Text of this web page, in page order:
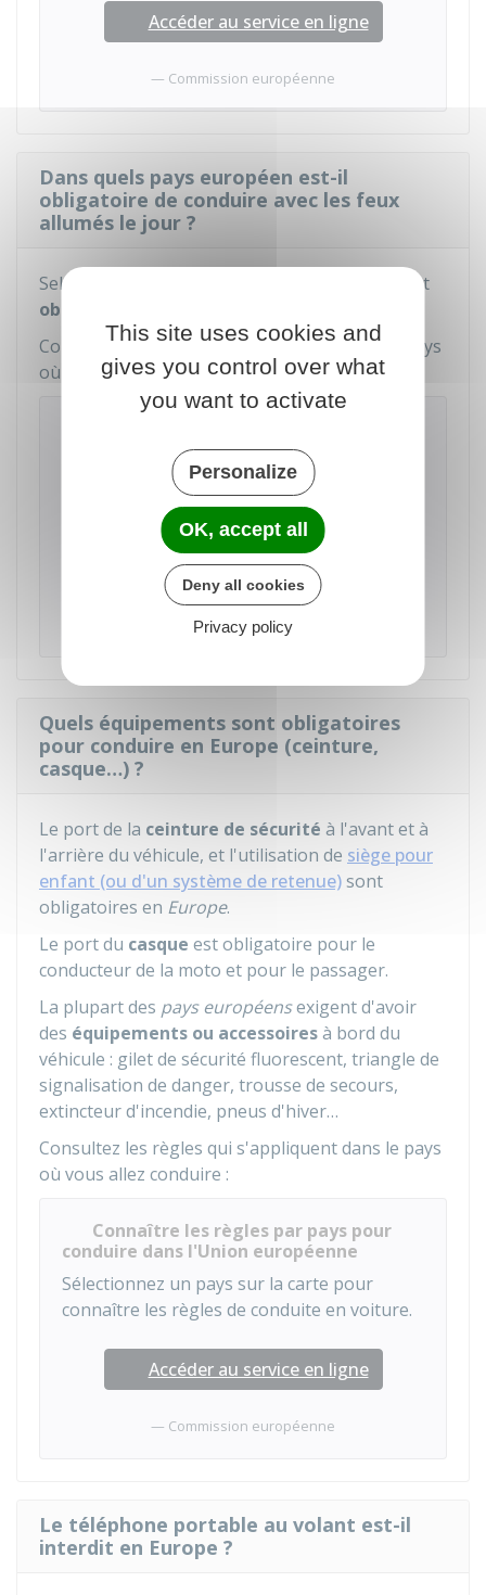
Accéder au service en ligne
Commission européenne
Dans quels pays européen est-il
obligatoire de conduire avec les feux
allumés le jour ?
Selon les
, l'éclairage de jour est
obligatoire
Consultez les règles qui s'appliquent dans le pays
où vous allez conduire :
conduire dans l'Union européenne
Sélectionnez un pays sur la carte pour
connaître les règles de conduite en voiture.
Accéder au service en ligne
Commission européenne
Quels équipements sont obligatoires
pour conduire en Europe (ceinture,
casque…) ?
Le port de la ceinture de sécurité à l'avant et à
l'arrière du véhicule, et l'utilisation de siège pour
enfant (ou d'un système de retenue)sont
obligatoires en Europe.
Le port du casque est obligatoire pour le
conducteur de la moto et pour le passager.
La plupart des pays européensexigent d'avoir
des équipements ou accessoiresà bord du
véhicule : gilet de sécurité fluorescent, triangle de
signalisation de danger, trousse de secours,
extincteur d'incendie, pneus d'hiver…
Consultez les règles qui s'appliquent dans le pays
où vous allez conduire :
Connaître les règles par pays pour
conduire dans l'Union européenne
Sélectionnez un pays sur la carte pour
connaître les règles de conduite en voiture.
Accéder au service en ligne
Commission européenne
Le téléphone portable au volant est-il
interdit en Europe ?
This site uses cookies and
gives you control over what
you want to activate
Personalize
OK, accept all
Deny all cookies
Privacy policy